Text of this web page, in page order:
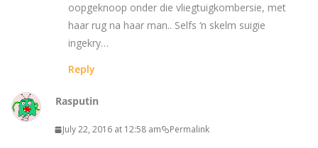
oopgeknoop onder die vliegtuigkombersie, met
haar rug na haar man.. Selfs ‘n skelm suigie
ingekry…
Reply
Rasputin
July 22, 2016 at 12:58 am Permalink